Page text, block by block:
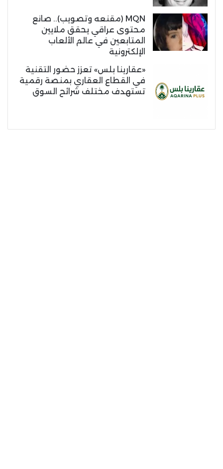
MQN (مقنعه وتصويب).. صانع
محتوى عراقي يحقق ملايين
المتابعين في عالم الألعاب
الإلكترونية
«عقارينا بلس» تعزز حضور التقنية
في القطاع العقاري بمنصة رقمية
تستهدف مختلف شرائح السوق